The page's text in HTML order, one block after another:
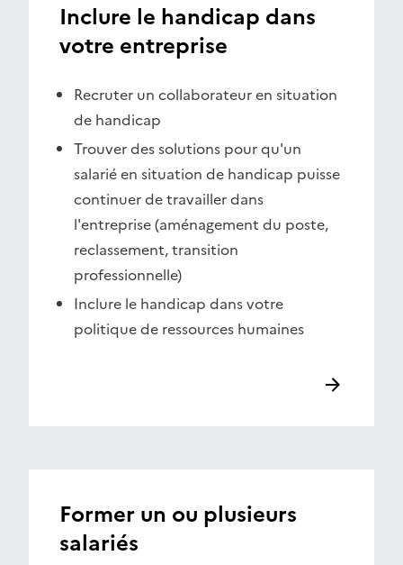
Inclure le handicap dans
votre entreprise
Recruter un collaborateur en situation
de handicap
Trouver des solutions pour qu'un
salarié en situation de handicap puisse
continuer de travailler dans
l'entreprise (aménagement du poste,
reclassement, transition
professionnelle)
Inclure le handicap dans votre
politique de ressources humaines
Former un ou plusieurs
salariés